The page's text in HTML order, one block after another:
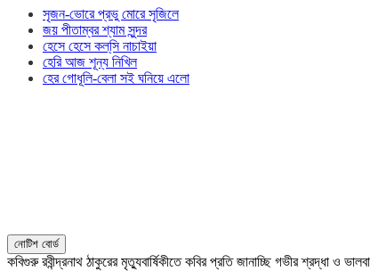
সৃজন-ভোরে প্রভু মোরে সৃজিলে
জয় পীতাম্বর শ্যাম সুন্দর
হেসে হেসে কল্‌সি নাচাইয়া
হেরি আজ শূন্য নিখিল
হের গোধূলি-বেলা সই ঘনিয়ে এলো
নোটিশ বোর্ড
কবিগুরু রবীন্দ্রনাথ ঠাকুরের মৃত্যুবার্ষিকীতে কবির প্রতি জানাচ্ছি গভীর শ্রদ্ধা ও